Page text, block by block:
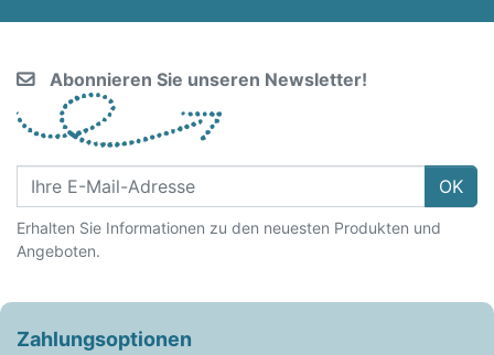
Abonnieren Sie unseren Newsletter!
OK
Erhalten Sie Informationen zu den neuesten Produkten und
Angeboten.
Zahlungsoptionen